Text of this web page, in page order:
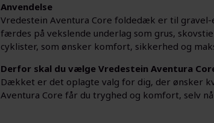
Anvendelse
Vredestein Aventura Core foldedæk er til
færdes på vekslende underlag som grus,
cyklister, som ønsker komfort, sikkerhed og
Derfor skal du vælge Vredestein Aventura
Dækket er det oplagte valg for dig, der ønsker
Aventura Core får du tryghed og komfort, selv